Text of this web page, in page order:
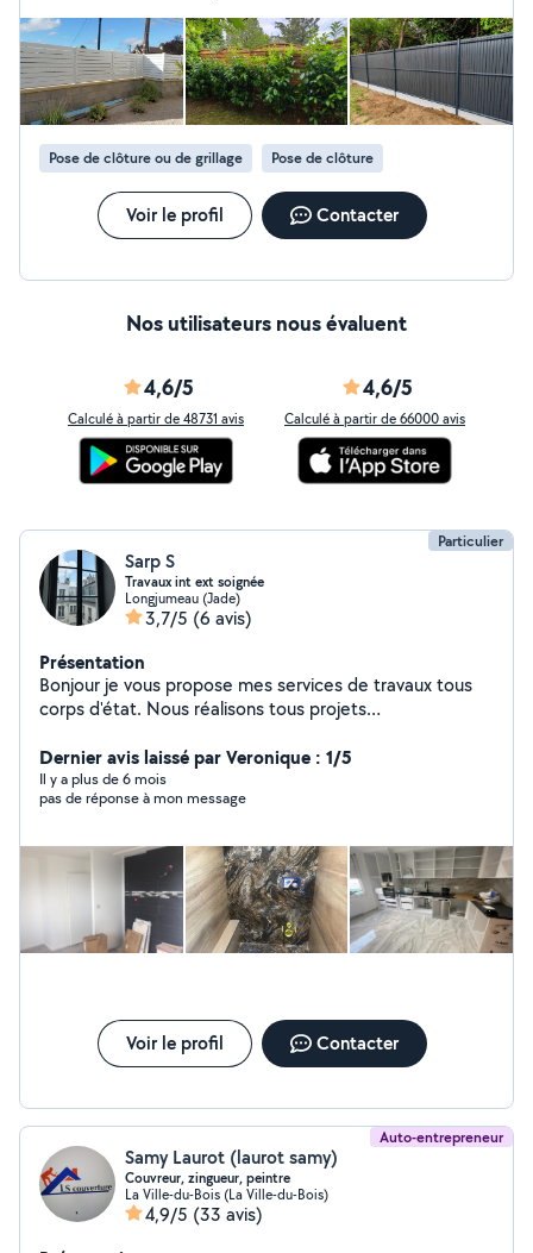
Pose de clôture ou de grillage Pose de clôture
Voir le profil Contacter
Nos utilisateurs nous évaluent
4,6/5
Calculé à partir de 48731 avis
4,6/5
Calculé à partir de 66000 avis
Particulier
Sarp S
Travaux int ext soignée
Longjumeau (Jade)
3,7/5 (6 avis)
Présentation
Bonjour je vous propose mes services de travaux tous
corps d'état. Nous réalisons tous projets
rafraîchissement, de la peinture à la rénovation de votre
habitat et locaux
Dernier avis laissé par Veronique : 1/5
Il y a plus de 6 mois
pas de réponse à mon message
Voir le profil Contacter
Auto-entrepreneur
Samy Laurot (laurot samy)
Couvreur, zingueur, peintre
La Ville-du-Bois (La Ville-du-Bois)
4,9/5 (33 avis)